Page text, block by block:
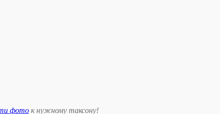
фото к нужному таксону!